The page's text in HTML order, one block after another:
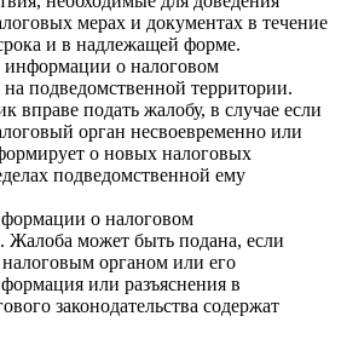
мерах и документах в течение
и в надлежащей форме.
информации о налоговом
на подведомственной территории.
вправе подать жалобу, в случае если
орган несвоевременно или
о новых налоговых
подведомственной ему
о налоговом
Жалоба может быть подана, если
налоговым органом или его
или разъяснения в
законодательства содержат